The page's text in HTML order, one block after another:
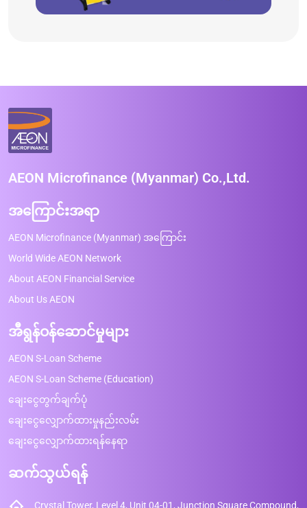
AEON Microfinance (Myanmar) Co.,Ltd.
အကြောင်းအရာ
AEON Microfinance (Myanmar) အကြောင်း
World Wide AEON Network
About AEON Financial Service
About Us AEON
အီရွန်ဝန်ဆောင်မှုများ
AEON S-Loan Scheme
AEON S-Loan Scheme (Education)
ချေးငွေတွက်ချက်ပုံ
ချေးငွေလျှောက်ထားမှုနည်းလမ်း
ချေးငွေလျှောက်ထားရန်နေရာ
ဆက်သွယ်ရန်
Crystal Tower, Level 4, Unit 04-01, Junction Square Compound,